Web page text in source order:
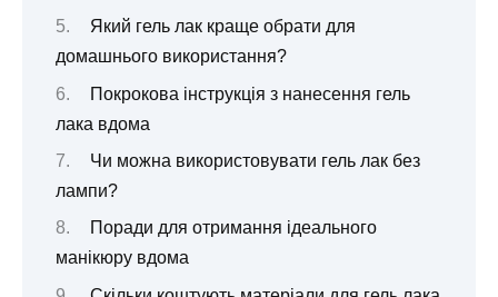
Який гель лак краще обрати для
домашнього використання?
Покрокова інструкція з нанесення гель
лака вдома
Чи можна використовувати гель лак без
лампи?
Поради для отримання ідеального
манікюру вдома